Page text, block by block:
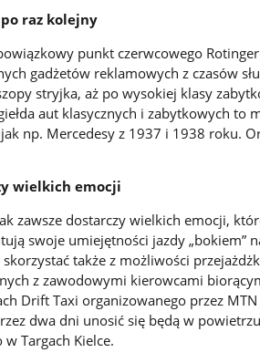
raz kolejny
punkt czerwcowego
gadżetów reklamowych z czasów
stryjka, aż po wysokiej klasy
aut klasycznych i zabytkowych to
np. Mercedesy z 1937 i 1938 roku.
wielkich emocji
zawsze dostarczy wielkich emocji,
swoje umiejętności jazdy „bokiem”
także z możliwości
z zawodowymi kierowcami
Drift Taxi organizowanego przez
dwa dni unosić się będą w
Targach Kielce.